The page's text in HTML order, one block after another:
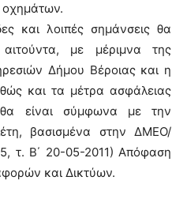
οχημάτων.
και λοιπές σημάνσεις θα
με μέριμνα της
Δήμου Βέροιας και η
και τα μέτρα ασφάλειας
είναι σύμφωνα με την
βασισμένα στην ΔΜΕΟ/
τ. Β΄ 20-05-2011) Απόφαση
και Δικτύων.